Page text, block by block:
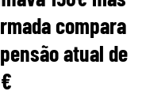
compara
atual de